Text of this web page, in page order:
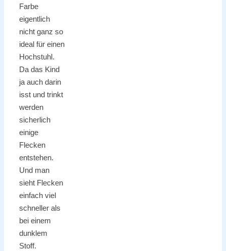
Farbe
eigentlich
nicht ganz so
ideal für einen
Hochstuhl.
Da das Kind
ja auch darin
isst und trinkt
werden
sicherlich
einige
Flecken
entstehen.
Und man
sieht Flecken
einfach viel
schneller als
bei einem
dunklem
Stoff.